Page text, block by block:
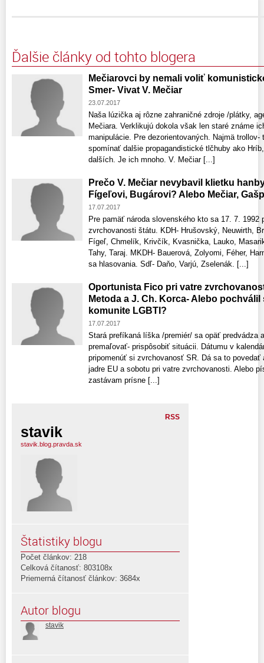
Ďalšie články od tohto blogera
Mečiarovci by nemali voliť
Smer- Vivat V. Mečiar
23.07.2017
Naša lúzička aj rôzne zahraničné zdroje /plátky,
Mečiara. Verklikujú dokola však len staré známe
manipulácie. Pre dezorientovaných. Najmä trollov-
spomínať dalšie propagandistické tlčhuby ako
dalších. Je ich mnoho. V. Mečiar [...]
Prečo V. Mečiar nevybavil klietku
Fígeľovi, Bugárovi? Alebo Mečiar,
17.07.2017
Pre pamäť národa slovenského kto sa 17. 7. 1992
zvrchovanosti štátu. KDH- Hrušovský, Neuwirth,
Fígeľ, Chmelík, Krivčík, Kvasnička, Lauko,
Tahy, Taraj. MKDH- Bauerová, Zolyomi, Féher,
sa hlasovania. Sdľ- Daňo, Varjú, Zselenák. [...]
Oportunista Fico pri vatre
Metoda a J. Ch. Korca- Alebo
komunite LGBTI?
17.07.2017
Stará prefíkaná líška /premiér/ sa opäť predvádza
premaľovať- prispôsobiť situácii. Dátumu v
pripomenúť si zvrchovanosť SR. Dá sa to
jadre EU a sobotu pri vatre zvrchovanosti. Alebo
zastávam prísne [...]
RSS
stavik
stavik.blog.pravda.sk
Štatistiky blogu
Počet článkov: 218
Celková čítanosť: 803108x
Priemerná čítanosť článkov: 3684x
Autor blogu
stavik